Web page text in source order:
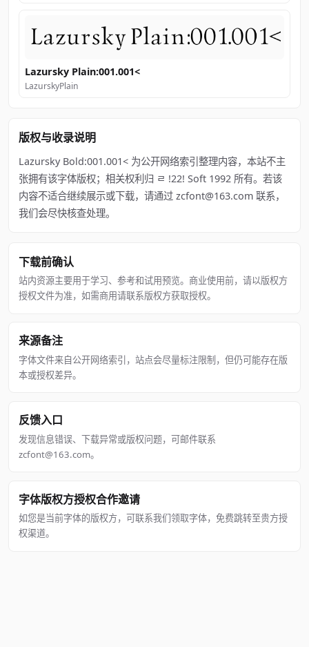
Lazursky Plain:001.001<
LazurskyPlain
版权与收录说明
Lazursky Bold:001.001< 为公开网络索引整理内容，本站不主
张拥有该字体版权；相关权利归 ﾩ !22! Soft 1992 所有。若该
内容不适合继续展示或下载，请通过 zcfont@163.com 联系，
我们会尽快核查处理。
下载前确认
站内资源主要用于学习、参考和试用预览。商业使用前，请以版权方
授权文件为准，如需商用请联系版权方获取授权。
来源备注
字体文件来自公开网络索引，站点会尽量标注限制，但仍可能存在版
本或授权差异。
反馈入口
发现信息错误、下载异常或版权问题，可邮件联系
zcfont@163.com。
字体版权方授权合作邀请
如您是当前字体的版权方，可联系我们领取字体，免费跳转至贵方授
权渠道。